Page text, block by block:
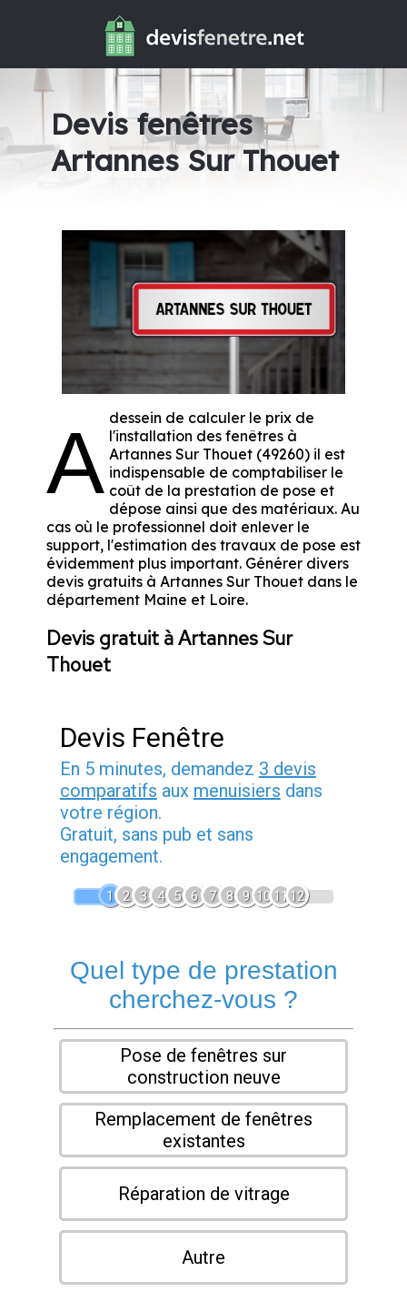
Devis fenêtres
Artannes Sur Thouet
A dessein de calculer le prix de
l'installation des fenêtres à
Artannes Sur Thouet (49260) il est
indispensable de comptabiliser le
coût de la prestation de pose et
dépose ainsi que des matériaux. Au
cas où le professionnel doit enlever le
support, l'estimation des travaux de pose est
évidemment plus important. Générer divers
devis gratuits à Artannes Sur Thouet dans le
département Maine et Loire.
Devis gratuit à Artannes Sur
Thouet
Devis Fenêtre
En 5 minutes, demandez 3 devis
comparatifs aux menuisiers dans
votre région.
Gratuit, sans pub et sans
engagement.
1 2 3 4 5 6 7 8 9 1011 12
Quel type de prestation
cherchez-vous ?
Pose de fenêtres sur
construction neuve
Remplacement de fenêtres
existantes
Réparation de vitrage
Autre